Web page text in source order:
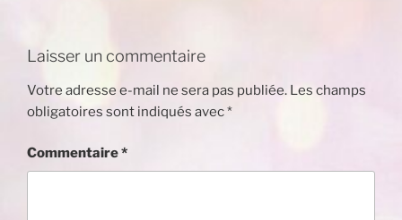
Laisser un commentaire
Votre adresse e-mail ne sera pas publiée. Les champs
obligatoires sont indiqués avec*
Commentaire*